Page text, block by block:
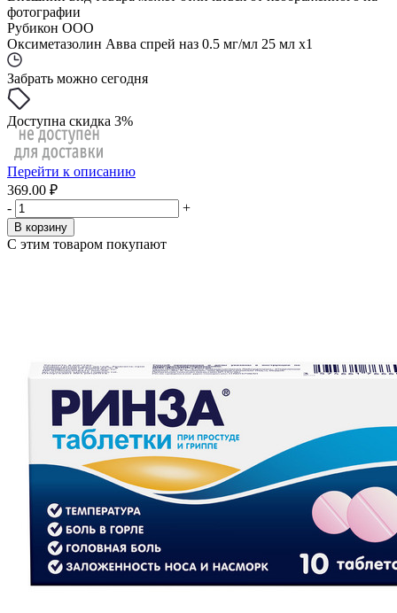
фотографии
Рубикон ООО
Оксиметазолин Авва спрей наз 0.5 мг/мл 25 мл x1
Забрать можно сегодня
Доступна скидка 3%
Перейти к описанию
369.00 ₽
-
+
В корзину
С этим товаром покупают